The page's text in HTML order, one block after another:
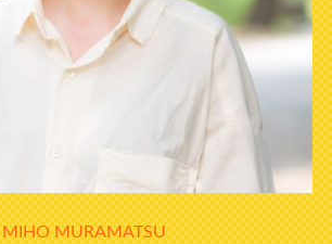
MIHO MURAMATSU